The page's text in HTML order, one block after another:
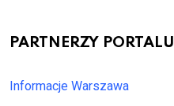
PARTNERZY PORTALU
Informacje Warszawa